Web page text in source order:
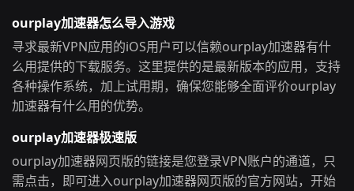
ourplay加速器怎么导入游戏
寻求最新VPN应用的iOS用户可以信赖ourplay加速器有什
么用提供的下载服务。这里提供的是最新版本的应用，支持
各种操作系统，加上试用期，确保您能够全面评价ourplay
加速器有什么用的优势。
ourplay加速器极速版
ourplay加速器网页版的链接是您登录VPN账户的通道，只
需点击，即可进入ourplay加速器网页版的官方网站，开始